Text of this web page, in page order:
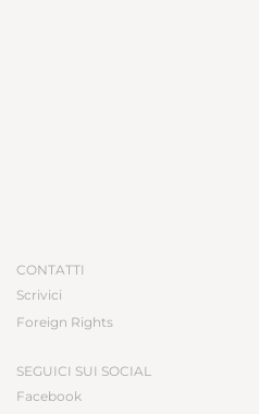
CONTATTI
Scrivici
Foreign Rights
SEGUICI SUI SOCIAL
Facebook